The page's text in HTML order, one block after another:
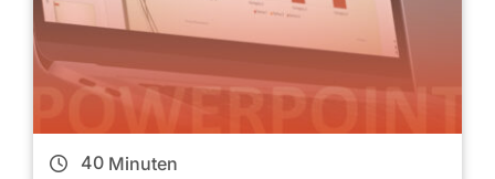
40Minuten